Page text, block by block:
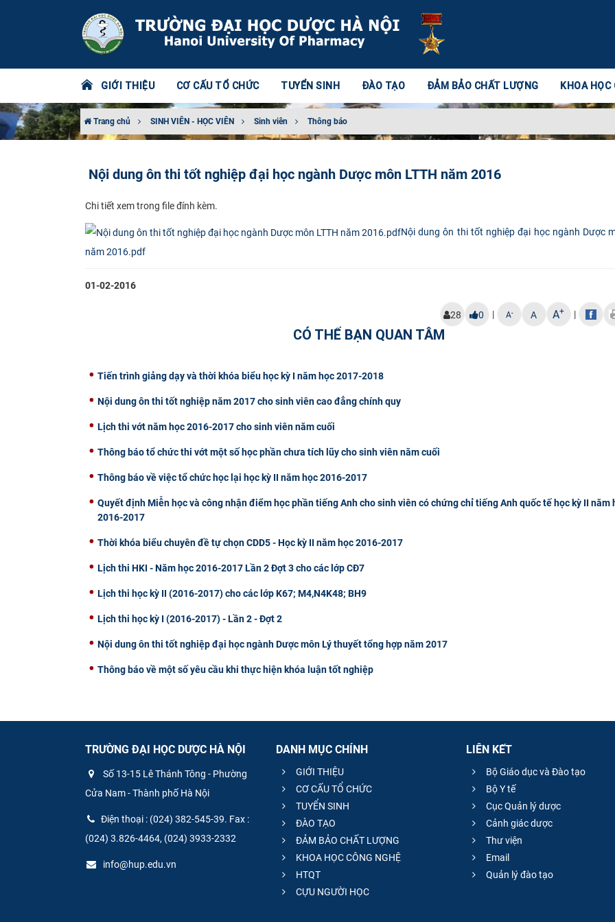
GIỚI THIỆU CƠ CẤU TỔ CHỨC TUYỂN SINH ĐÀO TẠO ĐẢM BẢO CHẤT LƯỢNG KHOA HỌC
Trang chủ SINH VIÊN - HỌC VIÊN Sinh viên Thông báo
Nội dung ôn thi tốt nghiệp đại học ngành Dược môn LTTH năm 2016
Chi tiết xem trong file đính kèm.
Nội dung ôn thi tốt nghiệp đại học ngành Dược
năm 2016.pdf
01-02-2016
28 0 | A- A A+ |
CÓ THỂ BẠN QUAN TÂM
Tiến trình giảng dạy và thời khóa biểu học kỳ I năm học 2017-2018
Nội dung ôn thi tốt nghiệp năm 2017 cho sinh viên cao đẳng chính quy
Lịch thi vớt năm học 2016-2017 cho sinh viên năm cuối
Thông báo tổ chức thi vớt một số học phần chưa tích lũy cho sinh viên năm cuối
Thông báo về việc tổ chức học lại học kỳ II năm học 2016-2017
Quyết định Miễn học và công nhận điểm học phần tiếng Anh cho sinh viên có chứng chỉ tiếng Anh quốc tế học kỳ II năm
2016-2017
Thời khóa biểu chuyên đề tự chọn CDD5 - Học kỳ II năm học 2016-2017
Lịch thi HKI - Năm học 2016-2017 Lần 2 Đợt 3 cho các lớp CĐ7
Lịch thi học kỳ II (2016-2017) cho các lớp K67; M4,N4K48; BH9
Lịch thi học kỳ I (2016-2017) - Lần 2 - Đợt 2
Nội dung ôn thi tốt nghiệp đại học ngành Dược môn Lý thuyết tổng hợp năm 2017
Thông báo về một số yêu cầu khi thực hiện khóa luận tốt nghiệp
TRƯỜNG ĐẠI HỌC DƯỢC HÀ NỘI
Số 13-15 Lê Thánh Tông - Phường
Cửa Nam - Thành phố Hà Nội
Điện thoại : (024) 382-545-39. Fax :
(024) 3.826-4464, (024) 3933-2332
info@hup.edu.vn
DANH MỤC CHÍNH
GIỚI THIỆU
CƠ CẤU TỔ CHỨC
TUYỂN SINH
ĐÀO TẠO
ĐẢM BẢO CHẤT LƯỢNG
KHOA HỌC CÔNG NGHỆ
HTQT
CỰU NGƯỜI HỌC
LIÊN KẾT
Bộ Giáo dục và Đào tạo
Bộ Y tế
Cục Quản lý dược
Cảnh giác dược
Thư viện
Email
Quản lý đào tạo